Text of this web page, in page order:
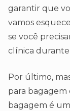
garantir que
vamos
se você
clínica durante
Por último,
para bagagem
bagagem é